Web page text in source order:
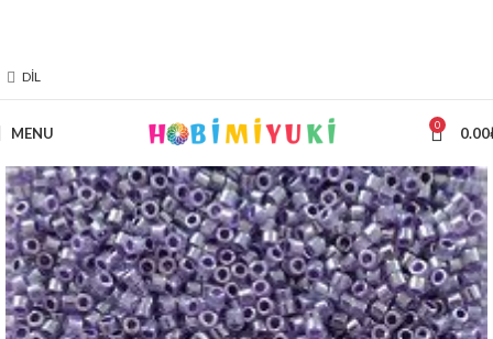
DIL
MENU 0 0.00